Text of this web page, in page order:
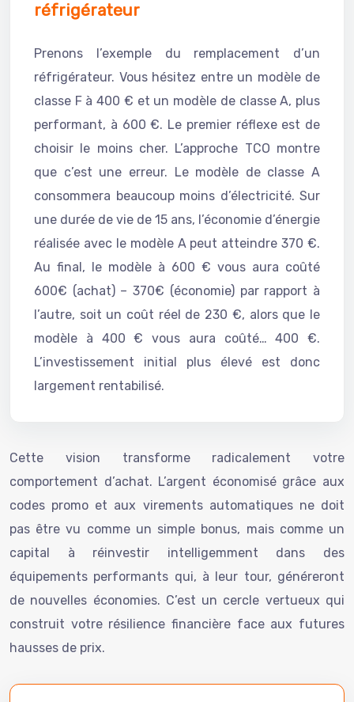
réfrigérateur
Prenons l’exemple du remplacement d’un
réfrigérateur. Vous hésitez entre un modèle de
classe F à 400 € et un modèle de classe A, plus
performant, à 600 €. Le premier réflexe est de
choisir le moins cher. L’approche TCO montre
que c’est une erreur. Le modèle de classe A
consommera beaucoup moins d’électricité. Sur
une durée de vie de 15 ans, l’économie d’énergie
réalisée avec le modèle A peut atteindre 370 €.
Au final, le modèle à 600 € vous aura coûté
600€ (achat) – 370€ (économie) par rapport à
l’autre, soit un coût réel de 230 €, alors que le
modèle à 400 € vous aura coûté… 400 €.
L’investissement initial plus élevé est donc
largement rentabilisé.
Cette vision transforme radicalement votre
comportement d’achat. L’argent économisé grâce aux
codes promo et aux virements automatiques ne doit
pas être vu comme un simple bonus, mais comme un
capital à réinvestir intelligemment dans des
équipements performants qui, à leur tour, généreront
de nouvelles économies. C’est un cercle vertueux qui
construit votre résilience financière face aux futures
hausses de prix.